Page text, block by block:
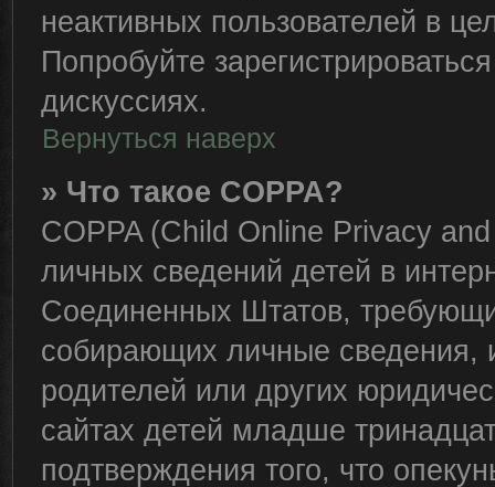
неактивных пользователей в
Попробуйте
дискуссиях.
Вернуться наверх
» Что такое COPPA?
COPPA (Child Online Privacy
личных сведений детей в
Соединенных Штатов,
собирающих личные сведения,
родителей или других
сайтах детей младше
подтверждения того, что